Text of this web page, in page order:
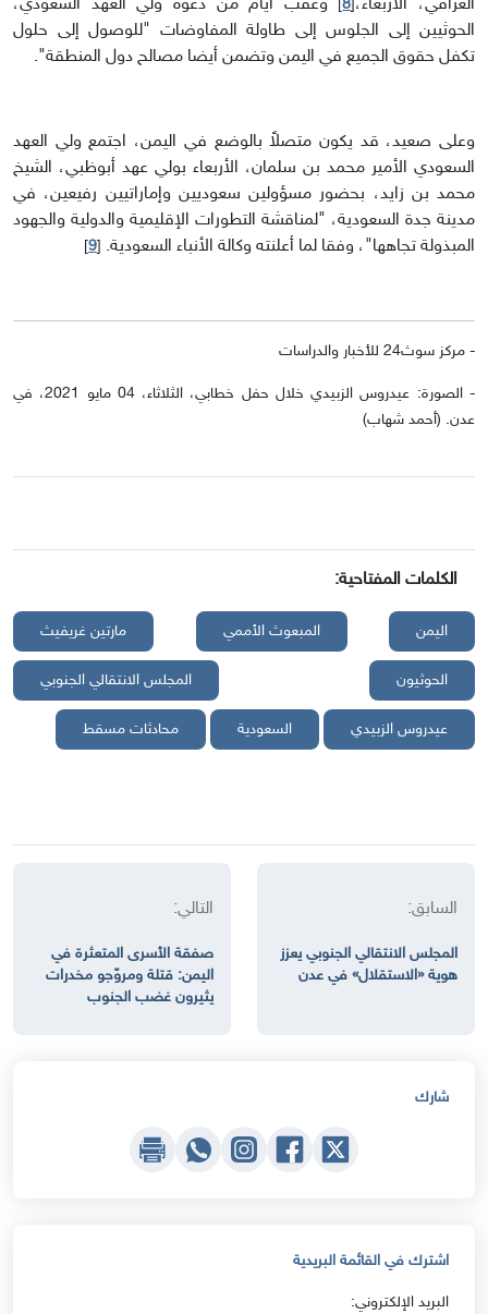
العراقي، الأربعاء، 8
]
وعقب أيام من دعوة ولي العهد السعودي،
الحوثيين إلى الجلوس إلى طاولة المفاوضات "للوصول إلى حلول
تكفل حقوق الجميع في اليمن وتضمن أيضا مصالح دول المنطقة".
وعلى صعيد، قد يكون متصلاً بالوضع في اليمن، اجتمع ولي العهد
السعودي الأمير محمد بن سلمان، الأربعاء بولي عهد أبوظبي، الشيخ
محمد بن زايد، بحضور مسؤولين سعوديين وإماراتيين رفيعين، في
مدينة جدة السعودية، "لمناقشة التطورات الإقليمية والدولية والجهود
المبذولة تجاهها"، وفقا لما أعلنته وكالة الأنباء السعودية. [
9
]
- مركز سوث24 للأخبار والدراسات
- الصورة: عيدروس الزبيدي خلال حفل خطابي، الثلاثاء، 04 مايو 2021، في
عدن. (أحمد شهاب)
الكلمات المفتاحية:
اليمن المبعوث الأممي مارتين غريفيث
الحوثيون المجلس الانتقالي الجنوبي
عيدروس الزبيدي السعودية محادثات مسقط
السابق:
المجلس الانتقالي الجنوبي يعزز
هوية «الاستقلال» في عدن
التالي:
صفقة الأسرى المتعثرة في
اليمن: قتلة ومروّجو مخدرات
يثيرون غضب الجنوب
شارك
اشترك في القائمة البريدية
البريد الإلكتروني: